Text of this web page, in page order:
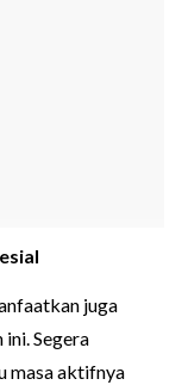
juga
Segera
masa aktifnya